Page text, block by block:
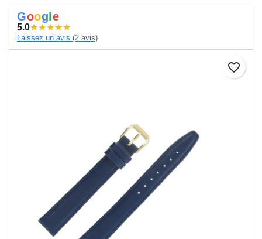
Goog e
5.0★★★★★
Laissez un avis (2 avis)
favorite_border